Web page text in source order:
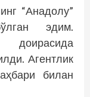
“Анадолу”
эдим.
доирасида
Агентлик
билан